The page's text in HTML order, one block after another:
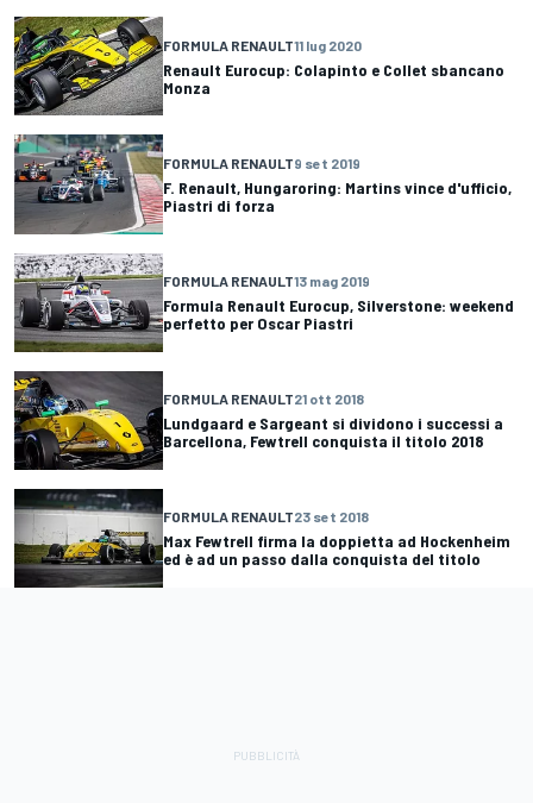
FORMULA RENAULT11 lug 2020
Renault Eurocup: Colapinto e Collet sbancano
Monza
FORMULA RENAULT9 set 2019
F. Renault, Hungaroring: Martins vince d'ufficio,
Piastri di forza
FORMULA RENAULT13 mag 2019
Formula Renault Eurocup, Silverstone: weekend
perfetto per Oscar Piastri
FORMULA RENAULT21 ott 2018
Lundgaard e Sargeant si dividono i successi a
Barcellona, Fewtrell conquista il titolo 2018
FORMULA RENAULT23 set 2018
Max Fewtrell firma la doppietta ad Hockenheim
ed è ad un passo dalla conquista del titolo